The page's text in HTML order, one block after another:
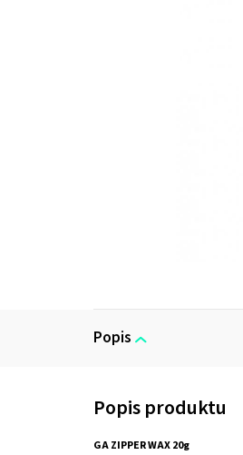
Popis
GA ZIPPER WAX 20g